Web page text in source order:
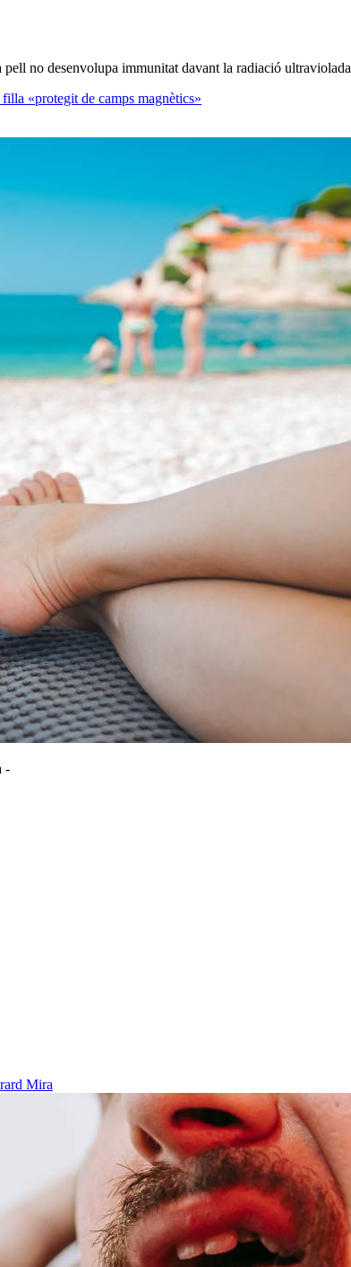
no desenvolupa immunitat davant la radiació ultraviolada
«protegit de camps magnètics»
-
Mira